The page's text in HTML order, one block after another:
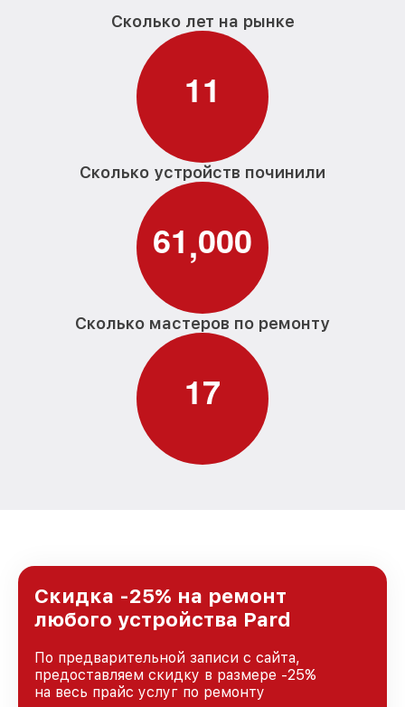
Сколько лет на рынке
11
Сколько устройств починили
61,000
Сколько мастеров по ремонту
17
Скидка -25% на ремонт
любого устройства Pard
По предварительной записи с сайта,
предоставляем скидку в размере -25%
на весь прайс услуг по ремонту